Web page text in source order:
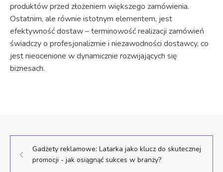
produktów przed złożeniem większego zamówienia.
Ostatnim, ale równie istotnym elementem, jest
efektywność dostaw – terminowość realizacji zamówień
świadczy o profesjonalizmie i niezawodności dostawcy, co
jest nieocenione w dynamicznie rozwijających się
biznesach.
Gadżety reklamowe: Latarka jako klucz do skutecznej
promocji - jak osiągnąć sukces w branży?